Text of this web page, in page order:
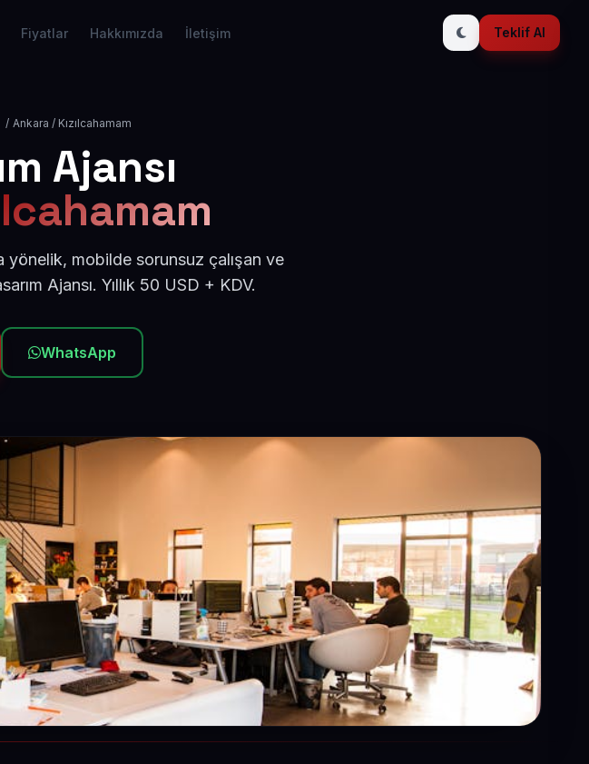
Fiyatlar Hakkımızda İletişim Teklif Al
/ Ankara / Kızılcahamam
Ajansı
yönelik, mobilde sorunsuz çalışan ve
Ajansı. Yıllık 50 USD + KDV.
WhatsApp